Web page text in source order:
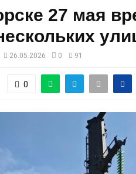
27 мая
26.05.2026 0 91
0